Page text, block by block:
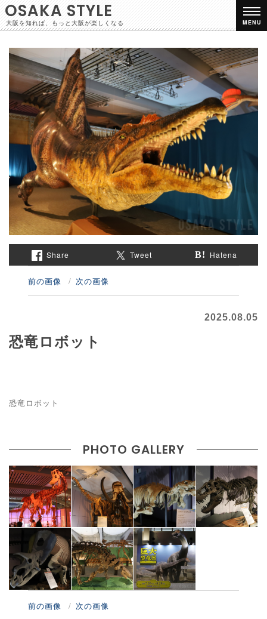
OSAKA STYLE
大阪を知れば、もっと大阪が楽しくなる MENU
Share Tweet Hatena
前の画像 次の画像
2025.08.05
恐竜ロボット
恐竜ロボット
PHOTO GALLERY
前の画像 次の画像